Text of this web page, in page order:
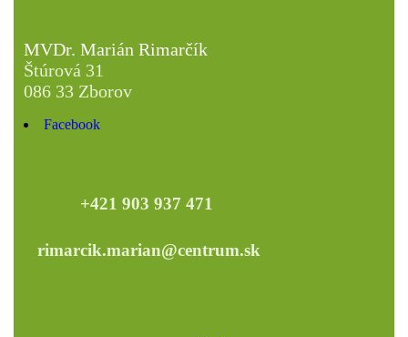
MVDr. Marián Rimarčík
Štúrová 31
086 33 Zborov
Facebook
+421 903 937 471
rimarcik.marian@centrum.sk